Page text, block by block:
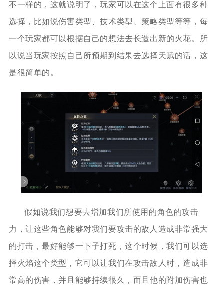
不一样的，这就说明了，玩家可以在这个上面有很多种
选择，比如说伤害类型、技术类型、策略类型等等，每
一个玩家都可以根据自己的想法去长造出新的火花。所
以说当玩家按照自己所预期到结果去选择天赋的话，这
是很简单的。
假如说我们想要去增加我们所使用的角色的攻击
力，让这些角色能够对我们要攻击的敌人造成非常强大
的打击，最好能够一下子打死，这个时候，我们可以选
择火焰这个类型，它可以让我们在攻击敌人时，造成非
常高的伤害，并且能够持续很久，而且他的附加伤害也